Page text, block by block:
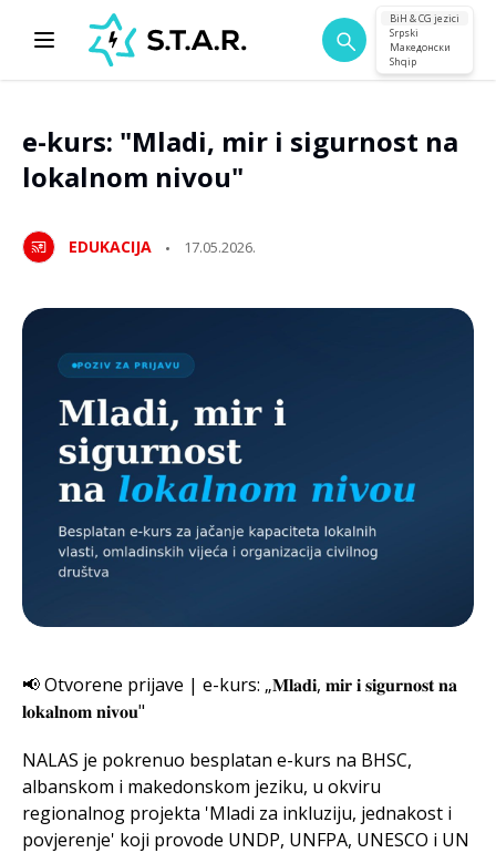
BiH & CG jezici
Srpski
Македонски
Shqip
e-kurs: "Mladi, mir i sigurnost na
lokalnom nivou"
EDUKACIJA 17.05.2026.
📢 Otvorene prijave | e-kurs: „𝐌𝐥𝐚𝐝𝐢, 𝐦𝐢𝐫 𝐢 𝐬𝐢𝐠𝐮𝐫𝐧𝐨𝐬𝐭 𝐧𝐚
𝐥𝐨𝐤𝐚𝐥𝐧𝐨𝐦 𝐧𝐢𝐯𝐨𝐮"
NALAS je pokrenuo besplatan e-kurs na BHSC,
albanskom i makedonskom jeziku, u okviru
regionalnog projekta 'Mladi za inkluziju, jednakost i
povjerenje' koji provode UNDP, UNFPA, UNESCO i UN